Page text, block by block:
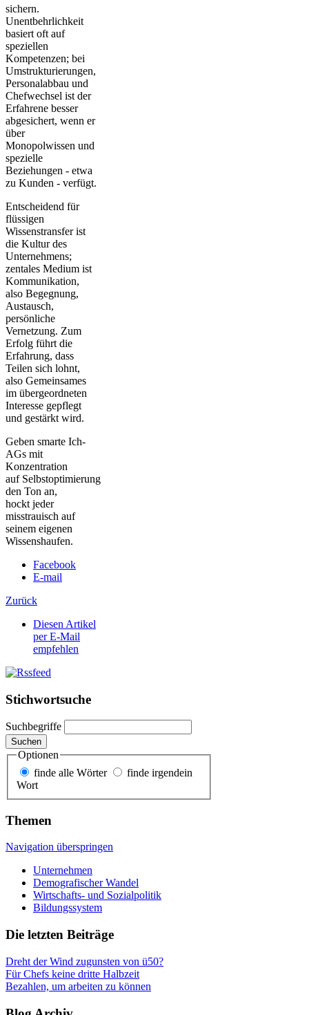
sichern.
Unentbehrlichkeit
basiert oft auf
speziellen
Kompetenzen; bei
Umstrukturierungen,
Personalabbau und
Chefwechsel ist der
Erfahrene besser
abgesichert, wenn er
über
Monopolwissen und
spezielle
Beziehungen - etwa
zu Kunden - verfügt.
Entscheidend für
flüssigen
Wissenstransfer ist
die Kultur des
Unternehmens;
zentales Medium ist
Kommunikation,
also Begegnung,
Austausch,
persönliche
Vernetzung. Zum
Erfolg führt die
Erfahrung, dass
Teilen sich lohnt,
also Gemeinsames
im übergeordneten
Interesse gepflegt
und gestärkt wird.
Geben smarte Ich-
AGs mit
Konzentration
auf Selbstoptimierung
den Ton an,
hockt jeder
misstrauisch auf
seinem eigenen
Wissenshaufen.
Facebook
E-mail
Zurück
Diesen Artikel
per E-Mail
empfehlen
Stichwortsuche
Suchbegriffe
Suchen
Optionen
finde alle Wörter
finde irgendein
Wort
Themen
Navigation überspringen
Unternehmen
Demografischer Wandel
Wirtschafts- und Sozialpolitik
Bildungssystem
Die letzten Beiträge
Dreht der Wind zugunsten von ü50?
Für Chefs keine dritte Halbzeit
Bezahlen, um arbeiten zu können